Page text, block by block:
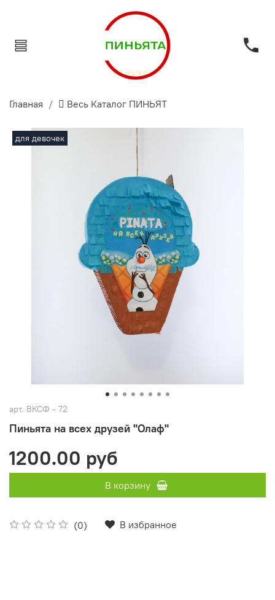
Главная  Весь Каталог ПИНЬЯТ
для девочек
арт. ВКСФ - 72
Пиньята на всех друзей "Олаф"
(0) В избранное
1200.00 руб
В корзину